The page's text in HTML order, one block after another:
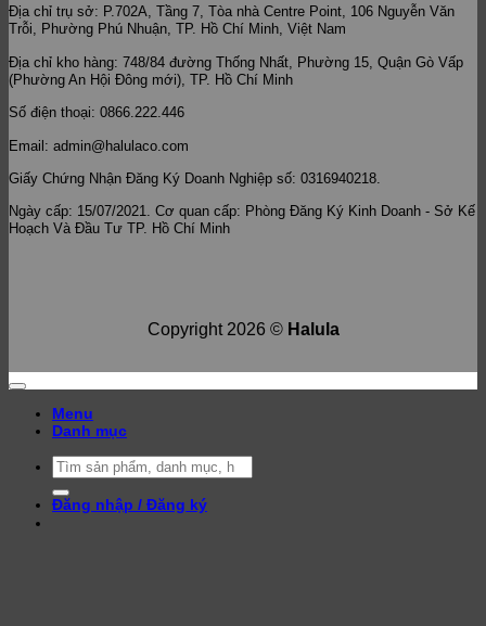
Địa chỉ trụ sở: P.702A, Tầng 7, Tòa nhà Centre Point, 106 Nguyễn Văn
Trỗi, Phường Phú Nhuận, TP. Hồ Chí Minh, Việt Nam
Địa chỉ kho hàng: 748/84 đường Thống Nhất, Phường 15, Quận Gò Vấp
(Phường An Hội Đông mới), TP. Hồ Chí Minh
Số điện thoại: 0866.222.446
Email: admin@halulaco.com
Giấy Chứng Nhận Đăng Ký Doanh Nghiệp số: 0316940218.
Ngày cấp: 15/07/2021. Cơ quan cấp: Phòng Đăng Ký Kinh Doanh - Sở Kế
Hoạch Và Đầu Tư TP. Hồ Chí Minh
Copyright 2026 © Halula
Menu
Danh mục
Tìm
kiếm:
Đăng nhập / Đăng ký